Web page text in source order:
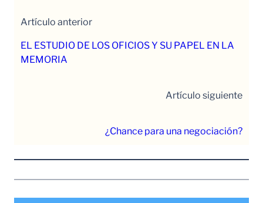
Artículo anterior
EL ESTUDIO DE LOS OFICIOS Y SU PAPEL EN LA
MEMORIA
Artículo siguiente
¿Chance para una negociación?